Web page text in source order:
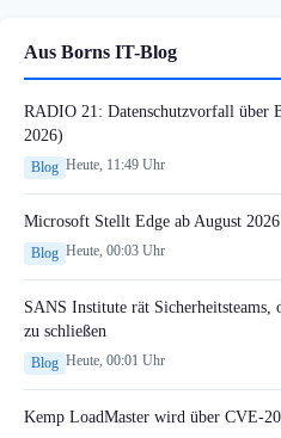
Aus Borns IT-Blog
RADIO 21: Datenschutzvorfall über
2026)
Blog Heute, 11:49 Uhr
Microsoft Stellt Edge ab August
Blog Heute, 00:03 Uhr
SANS Institute rät
zu schließen
Blog Heute, 00:01 Uhr
Kemp LoadMaster wird über CVE-